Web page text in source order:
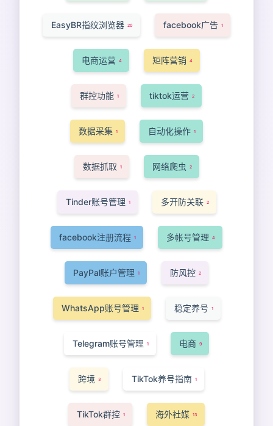
EasyBR指纹浏览器 20 facebook广告 1
电商运营 4 矩阵营销 4
群控功能 1 tiktok运营 2
数据采集 1 自动化操作 1
数据抓取 1 网络爬虫 2
Tinder账号管理 1 多开防关联 2
facebook注册流程 1 多帐号管理 4
PayPal账户管理 1 防风控 2
WhatsApp账号管理 1 稳定养号 1
Telegram账号管理 1 电商 9
跨境 3 TikTok养号指南 1
TikTok群控 1 海外社媒 13